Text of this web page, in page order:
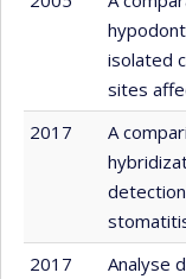
isolated
sites
2017
A
2017
Analyse